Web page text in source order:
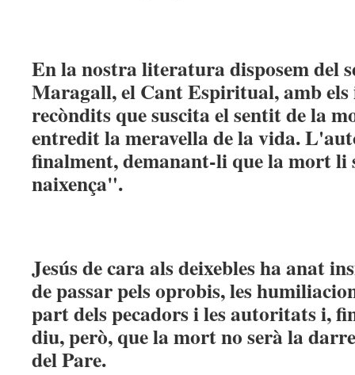
En la nostra literatura disposem del
Maragall, el Cant Espiritual, amb
recòndits que suscita el sentit de la
entredit la meravella de la vida.
finalment, demanant-li que la mort
naixença".
Jesús de cara als deixebles ha anat
de passar pels oprobis, les
part dels pecadors i les autoritats i,
diu, però, que la mort no serà la
del Pare.